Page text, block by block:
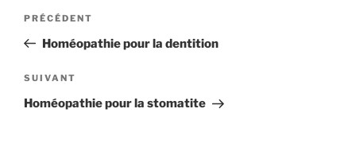
Navigation
l’article
Article
précédent
PRÉCÉDENT
Homéopathie pour la dentition
Article
suivant
SUIVANT
Homéopathie pour la stomatite